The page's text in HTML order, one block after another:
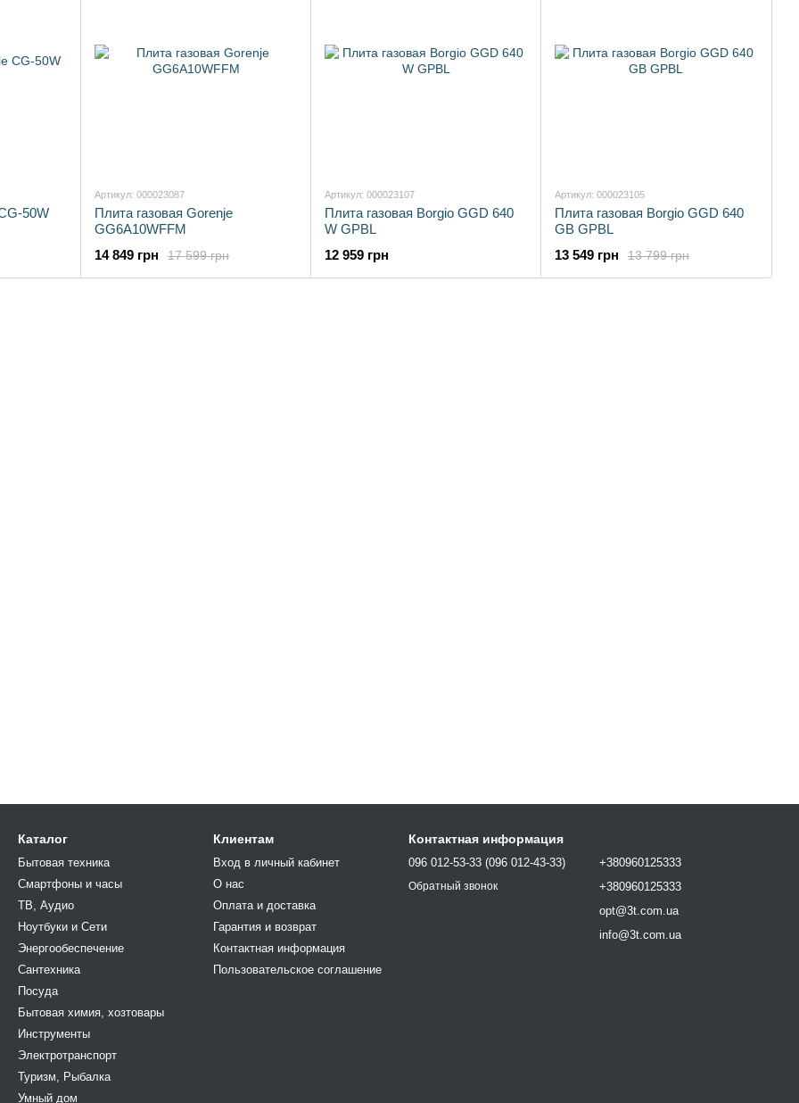
50W
Артикул: 000023087
Плита газовая Gorenje
GG6A10WFFM
17 599 грн
14 849 грн
Артикул: 000023107
Плита газовая Borgio GGD 640
W GPBL
12 959 грн
Артикул: 000023105
Плита газовая Borgio GGD 640
GB GPBL
13 799 грн
13 549 грн
Каталог
Бытовая техника
Смартфоны и часы
ТВ, Аудио
Ноутбуки и Сети
Энергообеспечение
Сантехника
Посуда
Бытовая химия, хозтовары
Инструменты
Электротранспорт
Туризм, Рыбалка
Умный дом
Клиентам
Вход в личный кабинет
О нас
Оплата и доставка
Гарантия и возврат
Контактная информация
Пользовательское соглашение
Контактная информация
096 012-53-33 (096 012-43-33)
Обратный звонок
+380960125333
+380960125333
opt@3t.com.ua
info@3t.com.ua